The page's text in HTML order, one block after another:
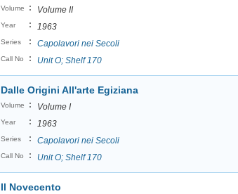
Volume : Volume II
Year : 1963
Series : Capolavori nei Secoli
Call No : Unit O; Shelf 170
Dalle Origini All'arte Egiziana
Volume : Volume I
Year : 1963
Series : Capolavori nei Secoli
Call No : Unit O; Shelf 170
Il Novecento